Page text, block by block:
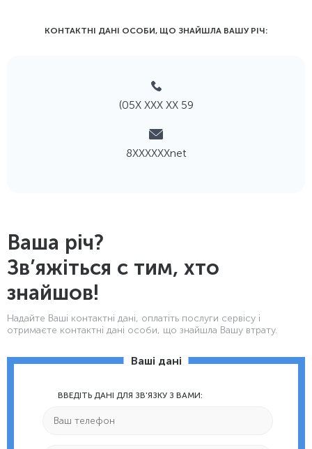
КОНТАКТНІ ДАНІ ОСОБИ, ЩО ЗНАЙШЛА ВАШУ РIЧ:
(05Х ХХХ ХХ 59
8ХХХХХХnet
Ваша річ?
Зв’яжіться с тим, хто
знайшов!
Надайте Ваші контактнi дані, оплатіть послуги сервісу і
отримаєте контактні дані особи, що знайшла Вашу втрату.
Ваші дані
ВВЕДІТЬ ДАНІ ДЛЯ ЗВ'ЯЗКУ З ВАМИ: